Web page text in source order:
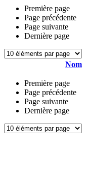
Première page
Page précédente
Page suivante
Dernière page
Nom
Première page
Page précédente
Page suivante
Dernière page